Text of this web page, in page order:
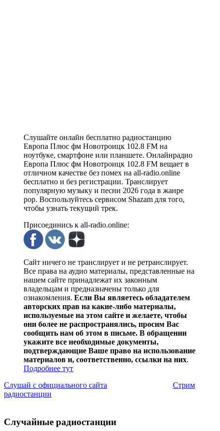
Слушайте онлайн бесплатно радиостанцию
Европа Плюс фм Новотроицк 102.8 FM на
ноутбуке, смартфоне или планшете. Онлайнрадио
Европа Плюс фм Новотроицк 102.8 FM вещает в
отличном качестве без помех на all-radio.online
бесплатно и без регистрации. Транслирует
популярную музыку и песни 2026 года в жанре
pop. Воспользуйтесь сервисом Shazam для того,
чтобы узнать текущий трек.
Присоединись к all-radio.online:
Сайт ничего не транслирует и не ретранслирует.
Все права на аудио материалы, представленные на
нашем сайте принадлежат их законным
владельцам и предназначены только для
ознакомления. Если Вы являетесь обладателем
авторских прав на какие-либо материалы,
используемые на этом сайте и желаете, чтобы
они более не распространялись, просим Вас
сообщить нам об этом в письме. В обращении
укажите все необходимые документы,
подтверждающие Ваше право на использование
материалов и, соответственно, ссылки на них.
Подробнее тут
Слушай с официального сайта
Стрим
радиостанции
Случайные радиостанции